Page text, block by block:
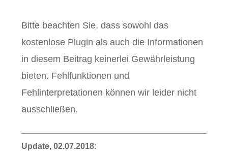
Bitte beachten Sie, dass sowohl das
kostenlose Plugin als auch die Informationen
in diesem Beitrag keinerlei Gewährleistung
bieten. Fehlfunktionen und
Fehlinterpretationen können wir leider nicht
ausschließen.
Update, 02.07.2018: